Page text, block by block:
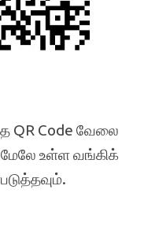
QR Code வேலை
உள்ள வங்கிக்